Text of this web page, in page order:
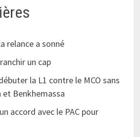
relance a sonné
un cap
la L1 contre le MCO sans
et Benkhemassa
accord avec le PAC pour